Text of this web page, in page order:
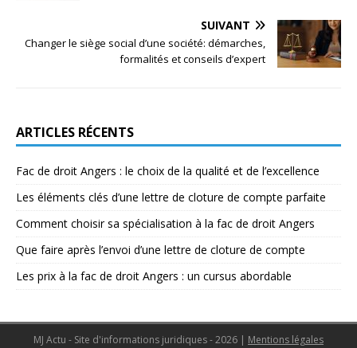
SUIVANT
Changer le siège social d’une société: démarches,
formalités et conseils d’expert
ARTICLES RÉCENTS
Fac de droit Angers : le choix de la qualité et de l’excellence
Les éléments clés d’une lettre de cloture de compte parfaite
Comment choisir sa spécialisation à la fac de droit Angers
Que faire après l’envoi d’une lettre de cloture de compte
Les prix à la fac de droit Angers : un cursus abordable
MJ Actu - Site d'informations juridiques - 2026 | Mentions légales